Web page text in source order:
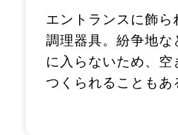
エントランスに飾ら
調理器具。紛争地な
に入らないため、空
つくられることもあ